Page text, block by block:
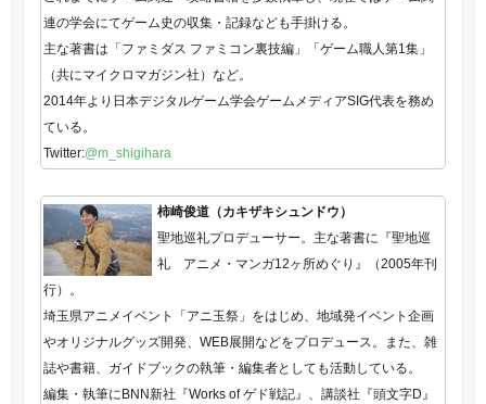
連の学会にてゲーム史の収集・記録なども手掛ける。
主な著書は「ファミダス ファミコン裏技編」「ゲーム職人第1集」
（共にマイクロマガジン社）など。
2014年より日本デジタルゲーム学会ゲームメディアSIG代表を務め
ている。
Twitter:@m_shigihara
柿崎俊道（カキザキシュンドウ）
聖地巡礼プロデューサー。主な著書に『聖地巡
礼 アニメ・マンガ12ヶ所めぐり』（2005年刊
行）。
埼玉県アニメイベント「アニ玉祭」をはじめ、地域発イベント企画
やオリジナルグッズ開発、WEB展開などをプロデュース。また、雑
誌や書籍、ガイドブックの執筆・編集者としても活動している。
編集・執筆にBNN新社『Works of ゲド戦記』、講談社『頭文字D』